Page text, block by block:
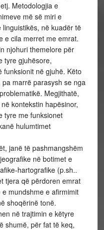
Metodologjia e
më së miri e
në kuadër të
e cila merret me emrat.
njohuri themelore për
tyre gjuhësore,
funksionit në gjuhë. Këto
marrë parasysh se nga
Megjithatë,
kontekstin hapësinor,
tyre me funksionet
hulumtimet
janë të pashmangshëm
në botimet e
hartografike (p.sh..
tjera që përdoren emrat
mundshme e afirmimit
shoqërinë tonë.
në trajtimin e këtyre
shumë, për fat të keq,